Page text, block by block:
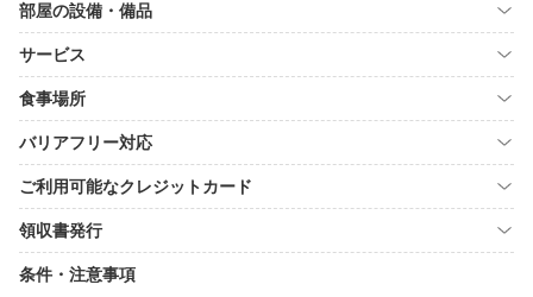
部屋の設備・備品
サービス
食事場所
バリアフリー対応
ご利用可能なクレジットカード
領収書発行
条件・注意事項